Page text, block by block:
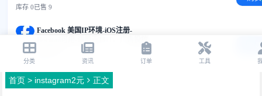
首页> instagram2元 正文